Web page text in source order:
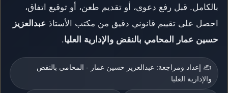
بالكامل. قبل رفع دعوى، أو تقديم طعن، أو توقيع اتفاق،
احصل على تقييم قانوني دقيق من مكتب الأستاذ عبدالعزيز
حسين عمار المحامي بالنقض والإدارية العليا.
✍️ إعداد ومراجعة: عبدالعزيز حسين عمار - المحامي بالنقض
والإدارية العليا